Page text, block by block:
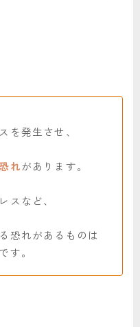
を発生させ、
れがあります。
スなど、
恐れがあるものは
です。